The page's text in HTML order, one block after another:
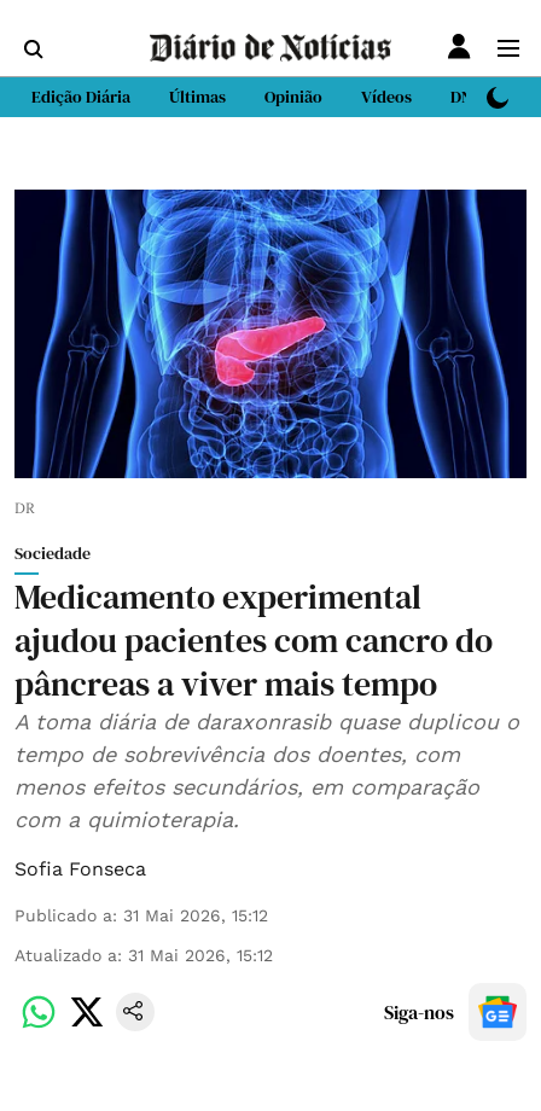
Edição Diária Últimas Opinião Vídeos DN Sport
DR
Sociedade
Medicamento experimental
ajudou pacientes com cancro do
pâncreas a viver mais tempo
A toma diária de daraxonrasib quase duplicou o
tempo de sobrevivência dos doentes, com
menos efeitos secundários, em comparação
com a quimioterapia.
Sofia Fonseca
Publicado a: 31 Mai 2026, 15:12
Atualizado a: 31 Mai 2026, 15:12
Siga-nos